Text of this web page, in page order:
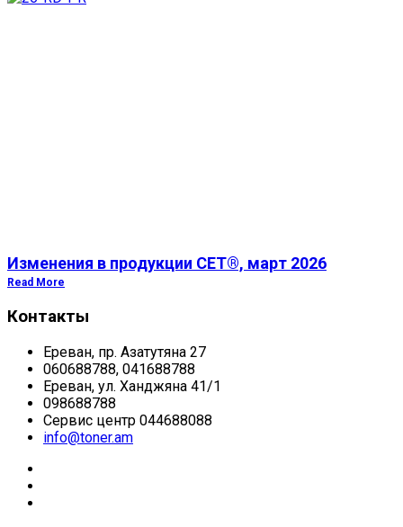
Изменения в продукции CET®, март 2026
Read More
Контакты
Ереван, пр. Азатутяна 27
060688788, 041688788
Ереван, ул. Ханджяна 41/1
098688788
Сервис центр 044688088
info@toner.am